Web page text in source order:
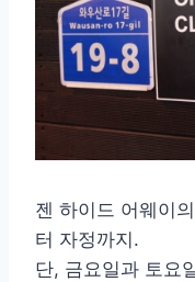
젠 하이드 어웨이
터 자정까지.
단, 금요일과 토요